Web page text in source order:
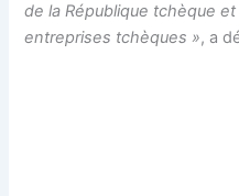
de la République tchèque
entreprises tchèques », a